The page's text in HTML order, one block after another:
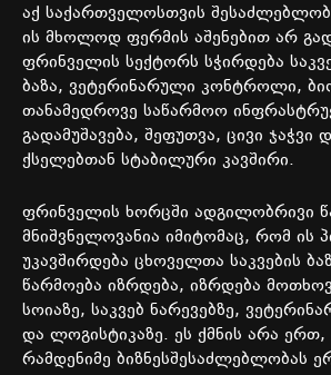
აქ საქართველოსთვის
ის მხოლოდ ფერმის აშენებით არ
ფრინველის სექტორს სჭირდება
ბაზა, ვეტერინარული კონტროლი,
თანამედროვე საწარმოო
გადამუშავება, შეფუთვა, ცივი ჯაჭვი
ქსელებთან სტაბილური კავშირი.
ფრინველის ხორცში ადგილობრივი
მნიშვნელოვანია იმიტომაც, რომ ის
უკავშირდება ცხოველთა საკვების
წარმოება იზრდება, იზრდება
სოიაზე, საკვებ ნარევებზე,
და ლოგისტიკაზე. ეს ქმნის არა ერთ,
რამდენიმე ბიზნესშესაძლებლობას